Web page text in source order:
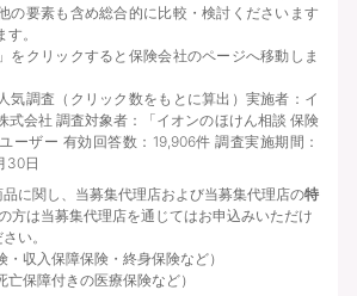
の要素も含め総合的に比較・検討くださいます
。
をクリックすると保険会社のページへ移動しま
気調査（クリック数をもとに算出）実施者：イ
式会社 調査対象者：「イオンのほけん相談 保険
ーザー 有効回答数：19,906件 調査実施期間：
30日
に関し、当募集代理店および当募集代理店の特
方は当募集代理店を通じてはお申込みいただけ
い。
収入保障保険・終身保険など）
保障付きの医療保険など）